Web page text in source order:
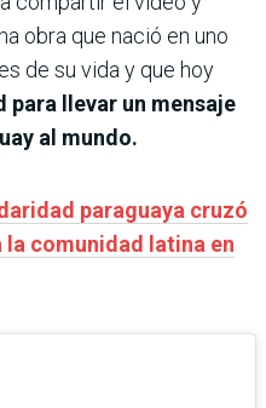
obra que nació en uno
de su vida y que hoy
para llevar un mensaje
al mundo.
paraguaya cruzó
comunidad latina en